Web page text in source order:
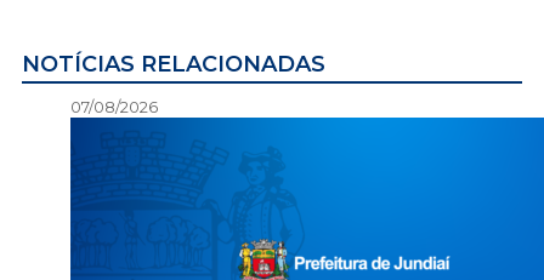
NOTÍCIAS RELACIONADAS
07/08/2026